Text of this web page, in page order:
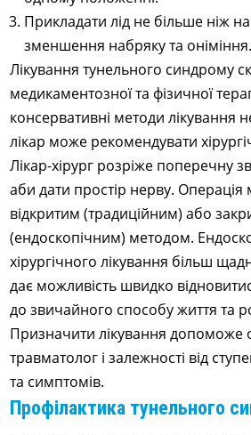
Прикладати лід не більше ніж
зменшення набряку та оніміння.
Лікування тунельного синдрому
медикаментозної та фізичної
консервативні методи лікування
лікар може рекомендувати
Лікар-хірург розріже поперечну
аби дати простір нерву.
відкритим (традиційним) або
(ендоскопічним) методом.
хірургічного лікування більш
дає можливість швидко
до звичайного способу життя та
Призначити лікування допоможе
травматолог і залежності від
та симптомів.
Профілактика тунельного